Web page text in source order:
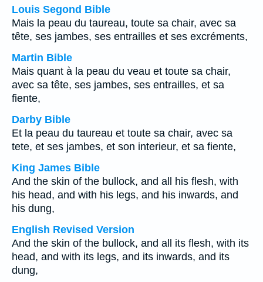
Louis Segond Bible
Mais la peau du taureau, toute sa chair, avec sa
tête, ses jambes, ses entrailles et ses excréments,
Martin Bible
Mais quant à la peau du veau et toute sa chair,
avec sa tête, ses jambes, ses entrailles, et sa
fiente,
Darby Bible
Et la peau du taureau et toute sa chair, avec sa
tete, et ses jambes, et son interieur, et sa fiente,
King James Bible
And the skin of the bullock, and all his flesh, with
his head, and with his legs, and his inwards, and
his dung,
English Revised Version
And the skin of the bullock, and all its flesh, with its
head, and with its legs, and its inwards, and its
dung,